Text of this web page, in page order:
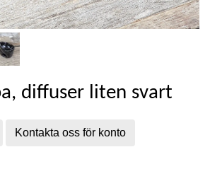
diffuser liten svart
Kontakta oss för konto